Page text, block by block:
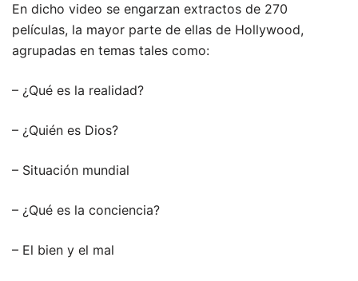
En dicho video se engarzan extractos de 270
películas, la mayor parte de ellas de Hollywood,
agrupadas en temas tales como:
– ¿Qué es la realidad?
– ¿Quién es Dios?
– Situación mundial
– ¿Qué es la conciencia?
– El bien y el mal